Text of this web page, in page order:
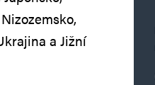
a Jižní